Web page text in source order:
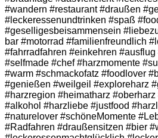
#wandern #restaurant #draußen
#leckeressenundtrinken #spaß
#geselligesbeisammensein
bar #motorrad #familienfreundlich
#fahrradfahren #einkehren
#selfmade #chef #harzmomente
#warm #schmackofatz #foodlover
#genießen #weilgeil #exploreharz
#harzregion #heimatharz
#alkohol #harzliebe #justfood
#naturelover #schöneMomente
#Radfahren #draußensitzen #bier